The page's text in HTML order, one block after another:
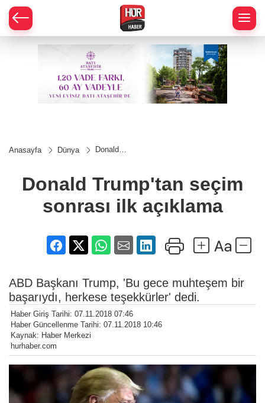
Anasayfa Dünya
Donald
sonrası
Donald Trump'tan seçim
sonrası ilk açıklama
ABD Başkanı Trump, 'Bu gece muhteşem bir
başarıydı, herkese teşekkürler' dedi.
Haber Giriş Tarihi: 07.11.2018 07:46
Haber Güncellenme Tarihi: 07.11.2018 10:46
Kaynak: Haber Merkezi
hurhaber.com